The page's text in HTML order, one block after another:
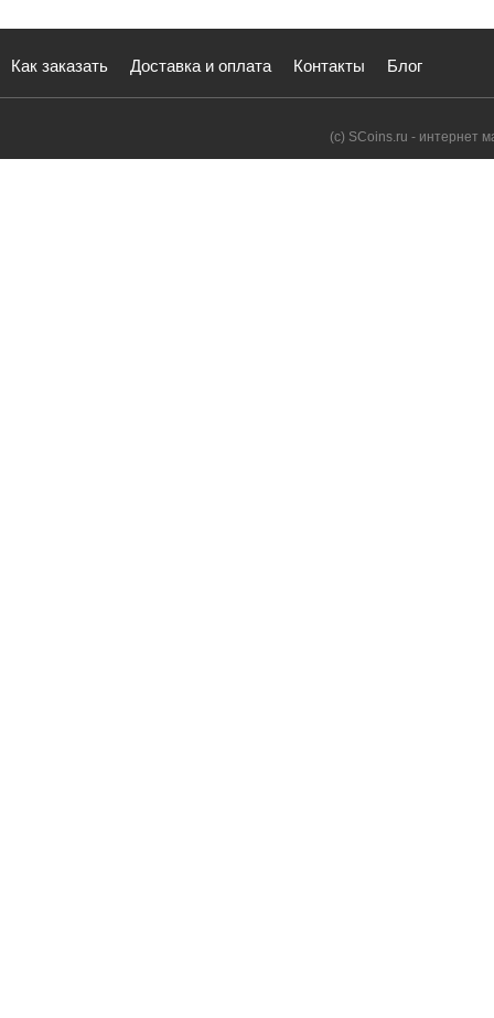
Как заказать Доставка и оплата Контакты Блог
(с) SCoins.ru - интернет